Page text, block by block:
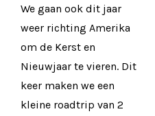
We gaan ook dit jaar
weer richting Amerika
om de Kerst en
Nieuwjaar te vieren. Dit
keer maken we een
kleine roadtrip van 2